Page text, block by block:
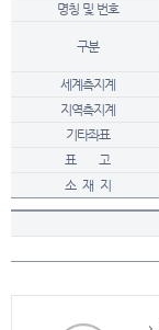
명칭 및 번호
구분
세계측지계
지역측지계
기타좌표
표 고
소 재 지